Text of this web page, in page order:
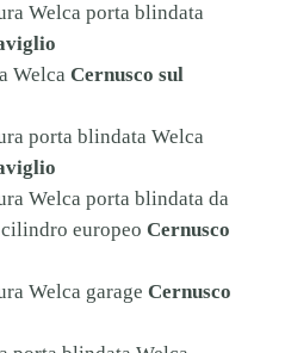
Welca porta blindata
WelcaCernusco sul
porta blindata Welca
Welca porta blindata da
europeo Cernusco
Welca garage Cernusco